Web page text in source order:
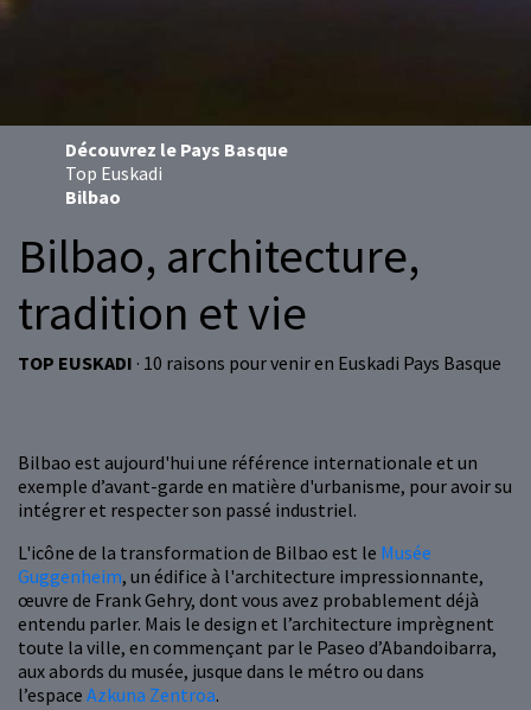
Découvrez le Pays Basque
Top Euskadi
Bilbao
Bilbao, architecture,
tradition et vie
TOP EUSKADI · 10 raisons pour venir en Euskadi Pays Basque
Bilbao est aujourd'hui une référence internationale et un
exemple d’avant-garde en matière d'urbanisme, pour avoir su
intégrer et respecter son passé industriel.
L'icône de la transformation de Bilbao est le Musée
Guggenheim, un édifice à l'architecture impressionnante,
œuvre de Frank Gehry, dont vous avez probablement déjà
entendu parler. Mais le design et l’architecture imprègnent
toute la ville, en commençant par le Paseo d’Abandoibarra,
aux abords du musée, jusque dans le métro ou dans
l’espace Azkuna Zentroa.